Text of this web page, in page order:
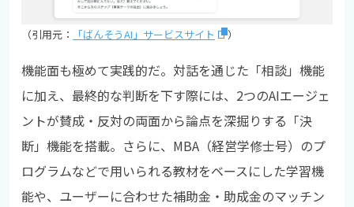
（引用元： 「ばんそうAI」サービスサイト ）
機能面も極めて実践的だ。対話を通じた「相談」機能
に加え、最終的な判断を下す際には、2つのAIエージェ
ントが賛成・反対の両面から論点を深掘りする「決
断」機能を搭載。さらに、MBA（経営学修士号）のプ
ログラムなどで用いられる教材をベースにした学習機
能や、ユーザーに合わせた補助金・助成金のマッチン